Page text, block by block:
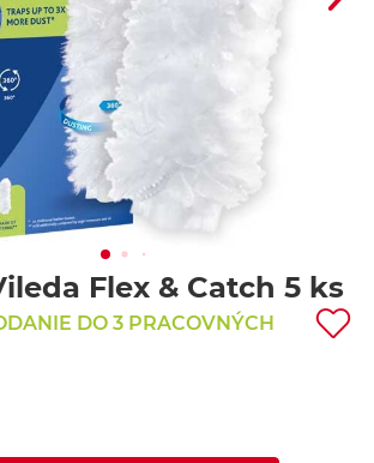
Flex & Catch 5 ks
DO 3 PRACOVNÝCH